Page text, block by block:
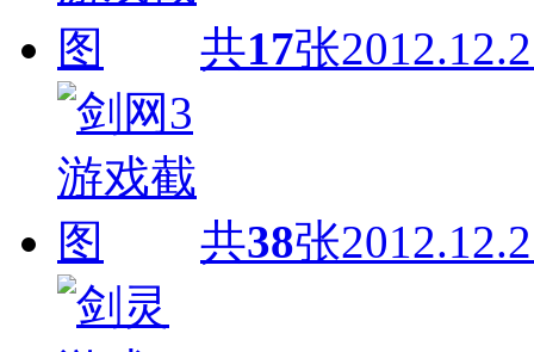
共17张
共38张